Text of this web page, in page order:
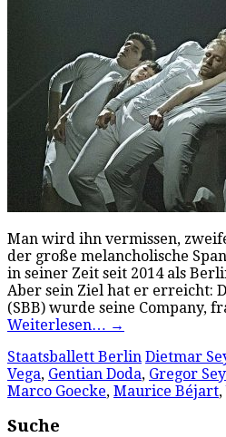
Man wird ihn vermissen,
der große melancholische
in seiner Zeit seit 2014 als
Aber sein Ziel hat er erreicht:
(SBB) wurde seine Company,
Weiterlesen… →
Staatsballett Berlin Dietmar
Vega, Gentian Doda, Gregor
Marco Goecke, Maurice Béjart,
Suche